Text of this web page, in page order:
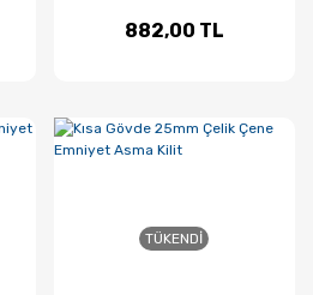
882,00 TL
TÜKENDI